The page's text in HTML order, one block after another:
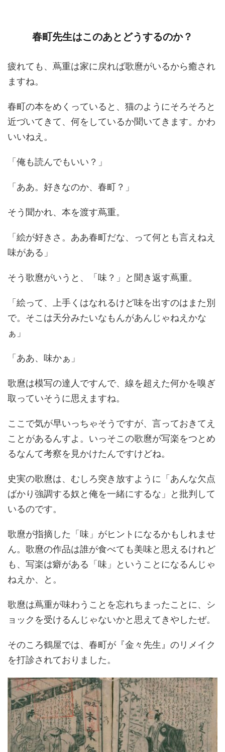
春町先生はこのあとどうするのか？
疲れても、蔦重は家に戻れば歌麿がいるから癒され
ますね。
春町の本をめくっていると、猫のようにそろそろと
近づいてきて、何をしているか聞いてきます。かわ
いいねえ。
「俺も読んでもいい？」
「ああ。好きなのか、春町？」
そう聞かれ、本を渡す蔦重。
「絵が好きさ。ああ春町だな、って何とも言えねえ
味がある」
そう歌麿がいうと、「味？」と聞き返す蔦重。
「絵って、上手くはなれるけど味を出すのはまた別
で。そこは天分みたいなもんがあんじゃねえかな
ぁ」
「ああ、味かぁ」
歌麿は模写の達人ですんで、線を超えた何かを嗅ぎ
取っていそうに思えますね。
ここで気が早いっちゃそうですが、言っておきてえ
ことがあるんすよ。いっそこの歌麿が写楽をつとめ
るなんて考察を見かけたんですけどね。
史実の歌麿は、むしろ突き放すように「あんな欠点
ばかり強調する奴と俺を一緒にするな」と批判して
いるのです。
歌麿が指摘した「味」がヒントになるかもしれませ
ん。歌麿の作品は誰が食べても美味と思えるけれど
も、写楽は癖がある「味」ということになるんじゃ
ねえか、と。
歌麿は蔦重が味わうことを忘れちまったことに、シ
ョックを受けるんじゃないかと思えてきやしたぜ。
そのころ鶴屋では、春町が『金々先生』のリメイク
を打診されておりました。